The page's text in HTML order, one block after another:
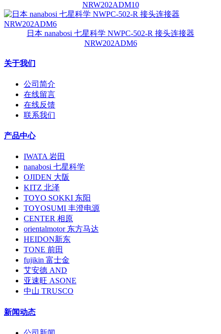
NRW202ADM10
日本 nanabosi 七星科学 NWPC-502-R 接头连接器
NRW202ADM6
关于我们
公司简介
在线留言
在线反馈
联系我们
产品中心
IWATA 岩田
nanabosi 七星科学
OJIDEN 大阪
KITZ 北泽
TOYO SOKKI 东阳
TOYOSUMI 丰澄电源
CENTER 相原
orientalmotor 东方马达
HEIDON新东
TONE 前田
fujikin 富士金
艾安德 AND
亚速旺 ASONE
中山 TRUSCO
新闻动态